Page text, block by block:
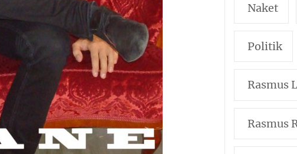
Naket
Politik
Rasmus
Rasmus